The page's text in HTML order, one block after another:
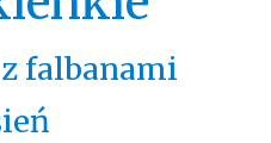
falbanami